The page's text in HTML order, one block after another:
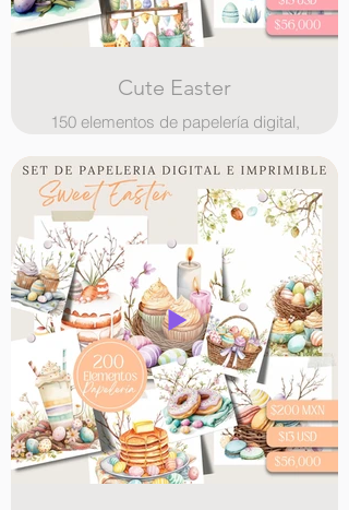
Cute Easter
150 elementos de papelería digital,
ilustrados y stickers